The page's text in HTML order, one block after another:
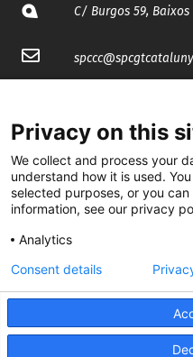
C/ Burgos 59,
spccc@
@CGTCatalunya
cgtcatalunya
Privacy on this
We collect and process your
understand how it is used.
selected purposes, or you
information, see our privacy
Analytics
Consent details